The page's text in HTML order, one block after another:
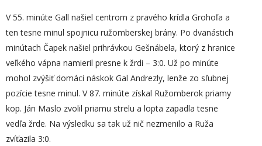
V 55. minúte Gall našiel centrom z pravého krídla Grohoľa a
ten tesne minul spojnicu ružomberskej brány. Po dvanástich
minútach Čapek našiel prihrávkou Gešnábela, ktorý z hranice
veľkého vápna namieril presne k žrdi – 3:0. Už po minúte
mohol zvýšiť domáci náskok Gal Andrezly, lenže zo sľubnej
pozície tesne minul. V 87. minúte získal Ružomberok priamy
kop. Ján Maslo zvolil priamu strelu a lopta zapadla tesne
vedľa žrde. Na výsledku sa tak už nič nezmenilo a Ruža
zvíťazila 3:0.